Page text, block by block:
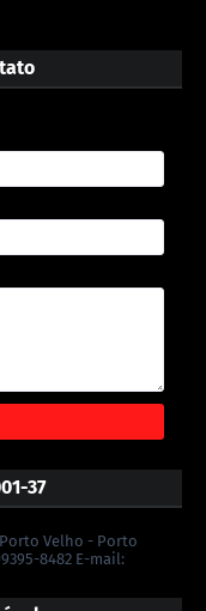
37
Porto Velho - Porto
8482 E-mail: